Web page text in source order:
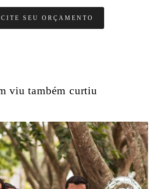
SEU ORÇAMENTO
viu também curtiu